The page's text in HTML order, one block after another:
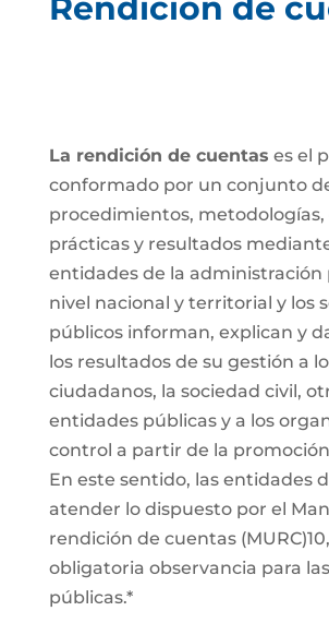
Rendición de
La rendición de cuentas es el
conformado por un conjunto
procedimientos,
prácticas y resultados
entidades de la administración
nivel nacional y territorial y los
públicos informan, explican y
los resultados de su gestión a
ciudadanos, la sociedad civil,
entidades públicas y a los
control a partir de la
En este sentido, las entidades
atender lo dispuesto por el
rendición de cuentas
obligatoria observancia para
públicas.*